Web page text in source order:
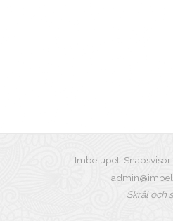
Imbelupet.
Skrål och